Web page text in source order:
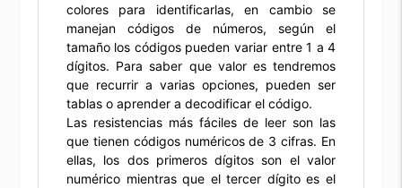
colores para identificarlas, en cambio se
manejan códigos de números, según el
tamaño los códigos pueden variar entre 1 a 4
dígitos. Para saber que valor es tendremos
que recurrir a varias opciones, pueden ser
tablas o aprender a decodificar el código.
Las resistencias más fáciles de leer son las
que tienen códigos numéricos de 3 cifras. En
ellas, los dos primeros dígitos son el valor
numérico mientras que el tercer dígito es el